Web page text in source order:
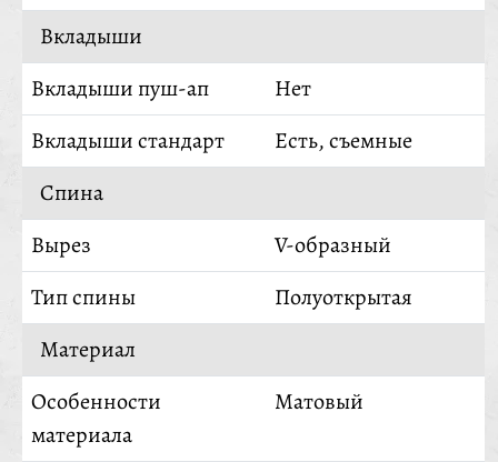
Вкладыши
Вкладыши пуш-ап
Нет
Вкладыши стандарт
Есть, съемные
Спина
Вырез
V-образный
Тип спины
Полуоткрытая
Материал
Особенности
материала
Матовый